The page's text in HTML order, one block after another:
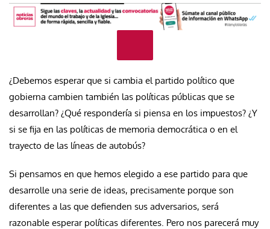
¿Debemos esperar que si cambia el partido político que
gobierna cambien también las políticas públicas que se
desarrollan? ¿Qué respondería si piensa en los impuestos? ¿Y
si se fija en las políticas de memoria democrática o en el
trayecto de las líneas de autobús?
Si pensamos en que hemos elegido a ese partido para que
desarrolle una serie de ideas, precisamente porque son
diferentes a las que defienden sus adversarios, será
razonable esperar políticas diferentes. Pero nos parecerá muy